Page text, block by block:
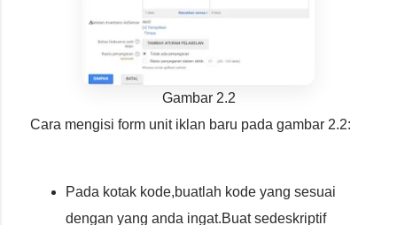
Gambar 2.2
Cara mengisi form unit iklan baru pada gambar 2.2:
Pada kotak kode,buatlah kode yang sesuai
dengan yang anda ingat.Buat sedeskriptif